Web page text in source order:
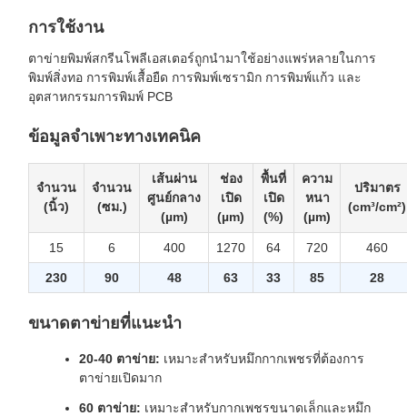
การใช้งาน
ตาข่ายพิมพ์สกรีนโพลีเอสเตอร์ถูกนำมาใช้อย่างแพร่หลายในการ
พิมพ์สิ่งทอ การพิมพ์เสื้อยืด การพิมพ์เซรามิก การพิมพ์แก้ว และ
อุตสาหกรรมการพิมพ์ PCB
ข้อมูลจำเพาะทางเทคนิค
จำนวน
(นิ้ว)
จำนวน
(ซม.)
เส้นผ่าน
ศูนย์กลาง
(µm)
ช่อง
เปิด
(µm)
พื้นที่
เปิด
(%)
ความ
หนา
(µm)
ปริมาตร
(cm³/cm²)
15 6 400 1270 64 720 460
230 90 48 63 33 85 28
ขนาดตาข่ายที่แนะนำ
20-40 ตาข่าย: เหมาะสำหรับหมึกกากเพชรที่ต้องการ
ตาข่ายเปิดมาก
60 ตาข่าย: เหมาะสำหรับกากเพชรขนาดเล็กและหมึก